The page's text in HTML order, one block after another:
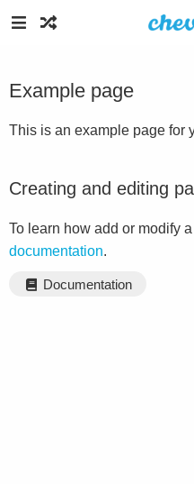
Example page
This is an example page for
Creating and editing
To learn how add or modify
documentation.
Documentation